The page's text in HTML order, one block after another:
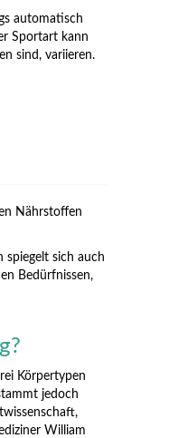
automatisch
Sportart kann
sind, variieren.
Nährstoffen
spiegelt sich auch
Bedürfnissen,
Körpertypen
jedoch
William